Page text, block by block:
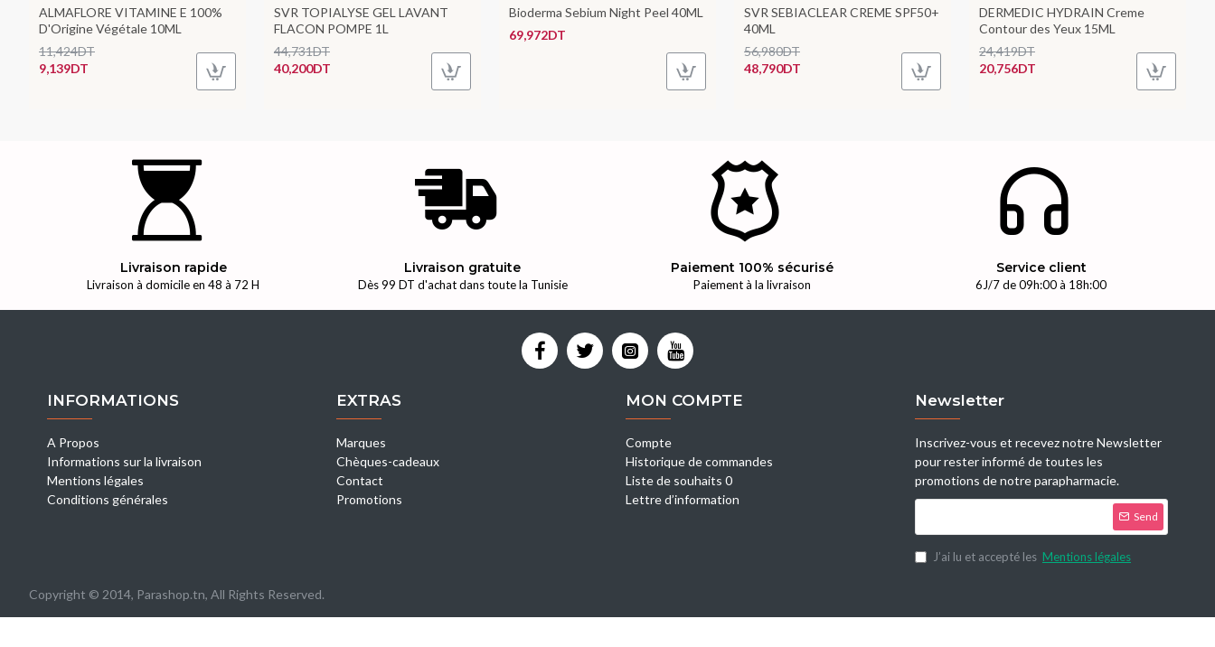
ALMAFLORE VITAMINE E 100%
D'Origine Végétale 10ML
9,139DT
11,424DT
SVR TOPIALYSE GEL LAVANT
FLACON POMPE 1L
40,200DT
44,731DT
Bioderma Sebium Night Peel 40ML
69,972DT
SVR SEBIACLEAR CREME SPF50+
40ML
48,790DT
56,980DT
DERMEDIC HYDRAIN Creme
Contour des Yeux 15ML
20,756DT
24,419DT
Livraison rapide
Livraison à domicile en 48 à 72 H
Livraison gratuite
Dès 99 DT d'achat dans toute la Tunisie
Paiement 100% sécurisé
Paiement à la livraison
Service client
6J/7 de 09h:00 à 18h:00
INFORMATIONS
A Propos
Informations sur la livraison
Mentions légales
Conditions générales
EXTRAS
Marques
Chèques-cadeaux
Contact
Promotions
MON COMPTE
Compte
Historique de commandes
Liste de souhaits 0
Lettre d’information
Newsletter
Inscrivez-vous et recevez notre Newsletter
pour rester informé de toutes les
promotions de notre parapharmacie.
Send
J’ai lu et accepté les Mentions légales
Copyright © 2014, Parashop.tn, All Rights Reserved.